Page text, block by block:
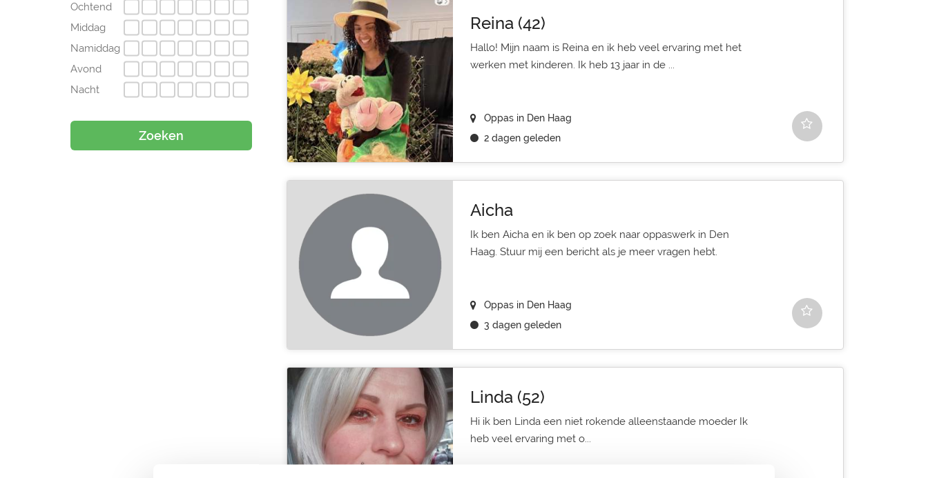
Ochtend
Middag
Namiddag
Avond
Nacht
Zoeken
Reina (42)
Hallo! Mijn naam is Reina en ik heb veel ervaring met het
werken met kinderen. Ik heb 13 jaar in de ...
Oppas in Den Haag
2 dagen geleden
Aicha
Ik ben Aicha en ik ben op zoek naar oppaswerk in Den
Haag. Stuur mij een bericht als je meer vragen hebt.
Oppas in Den Haag
3 dagen geleden
Linda (52)
Hi ik ben Linda een niet rokende alleenstaande moeder Ik
heb veel ervaring met o...